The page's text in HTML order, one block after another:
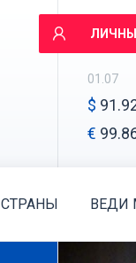
01.07
$
€
СТРАНЫ ВЕДИ